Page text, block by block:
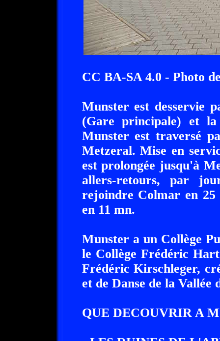
CC BA-SA 4.0 - Photo
Munster est desservie
(Gare principale) et
Munster est traversé
Metzeral. Mise en
est prolongée jusqu'à
allers-retours, par
rejoindre Colmar en
en 11 mn.
Munster a un Collège
le Collège Frédéric
Frédéric Kirschleger,
et de Danse de la Vallée
QUE DECOUVRIR A